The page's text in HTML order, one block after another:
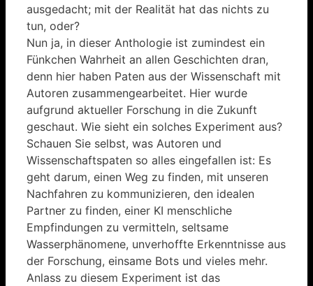
ausgedacht; mit der Realität hat das nichts zu
tun, oder?
Nun ja, in dieser Anthologie ist zumindest ein
Fünkchen Wahrheit an allen Geschichten dran,
denn hier haben Paten aus der Wissenschaft mit
Autoren zusammengearbeitet. Hier wurde
aufgrund aktueller Forschung in die Zukunft
geschaut. Wie sieht ein solches Experiment aus?
Schauen Sie selbst, was Autoren und
Wissenschaftspaten so alles eingefallen ist: Es
geht darum, einen Weg zu finden, mit unseren
Nachfahren zu kommunizieren, den idealen
Partner zu finden, einer KI menschliche
Empfindungen zu vermitteln, seltsame
Wasserphänomene, unverhoffte Erkenntnisse aus
der Forschung, einsame Bots und vieles mehr.
Anlass zu diesem Experiment ist das